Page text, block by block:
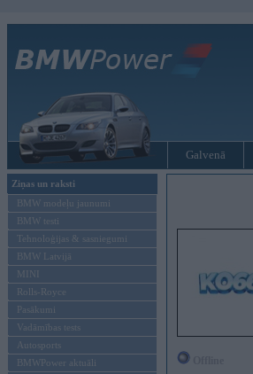
Galvenā
Ziņas un raksti
BMW modeļu jaunumi
BMW testi
Tehnoloģijas & sasniegumi
BMW Latvijā
MINI
Rolls-Royce
Pasākumi
Vadāmības tests
Autosports
BMWPower aktuāli